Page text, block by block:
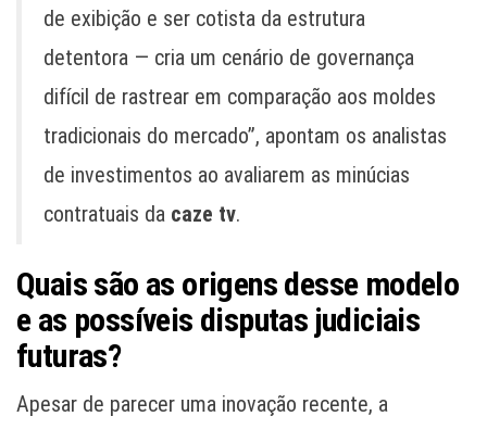
de exibição e ser cotista da estrutura
detentora — cria um cenário de governança
difícil de rastrear em comparação aos moldes
tradicionais do mercado”, apontam os analistas
de investimentos ao avaliarem as minúcias
contratuais da caze tv.
Quais são as origens desse modelo
e as possíveis disputas judiciais
futuras?
Apesar de parecer uma inovação recente, a